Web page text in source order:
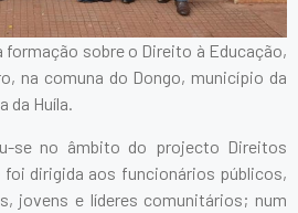
formação sobre o Direito à Educação,
na comuna do Dongo, município da
da Huíla.
se no âmbito do projecto Direitos
foi dirigida aos funcionários públicos,
jovens e líderes comunitários; num